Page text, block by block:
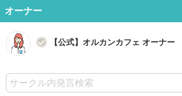
オーナー
【公式】オルカンカフェ オーナー